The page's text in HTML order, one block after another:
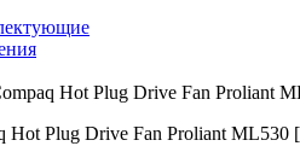
Hot Plug Drive Fan Proliant
Hot Plug Drive Fan Proliant ML530